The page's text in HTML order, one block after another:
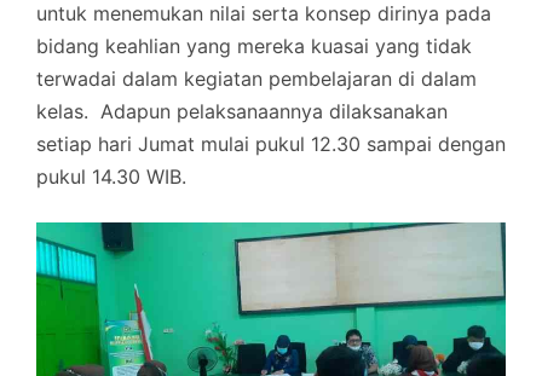
untuk menemukan nilai serta konsep dirinya pada
bidang keahlian yang mereka kuasai yang tidak
terwadai dalam kegiatan pembelajaran di dalam
kelas. Adapun pelaksanaannya dilaksanakan
setiap hari Jumat mulai pukul 12.30 sampai dengan
pukul 14.30 WIB.